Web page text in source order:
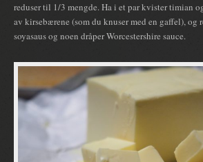
reduser til 1/3 mengde. Ha i et par kvister timian
av kirsebærene (som du knuser med en gaffel),
soyasaus og noen dråper Worcestershire sauce.